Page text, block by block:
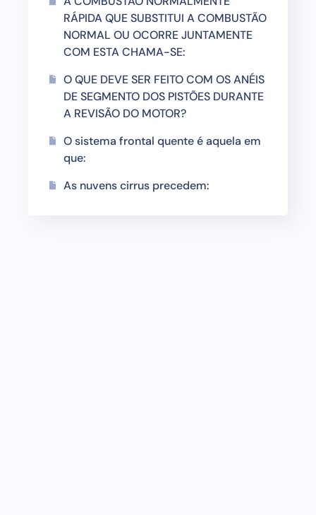
RÁPIDA QUE SUBSTITUI A COMBUSTÃO
NORMAL OU OCORRE JUNTAMENTE
COM ESTA CHAMA-SE:
O QUE DEVE SER FEITO COM OS ANÉIS
DE SEGMENTO DOS PISTÕES DURANTE
A REVISÃO DO MOTOR?
O sistema frontal quente é aquela em
que:
As nuvens cirrus precedem: